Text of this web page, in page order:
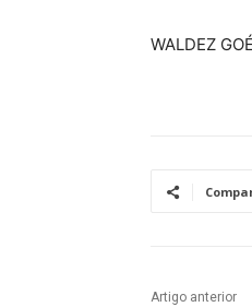
WALDEZ
Artigo anterior